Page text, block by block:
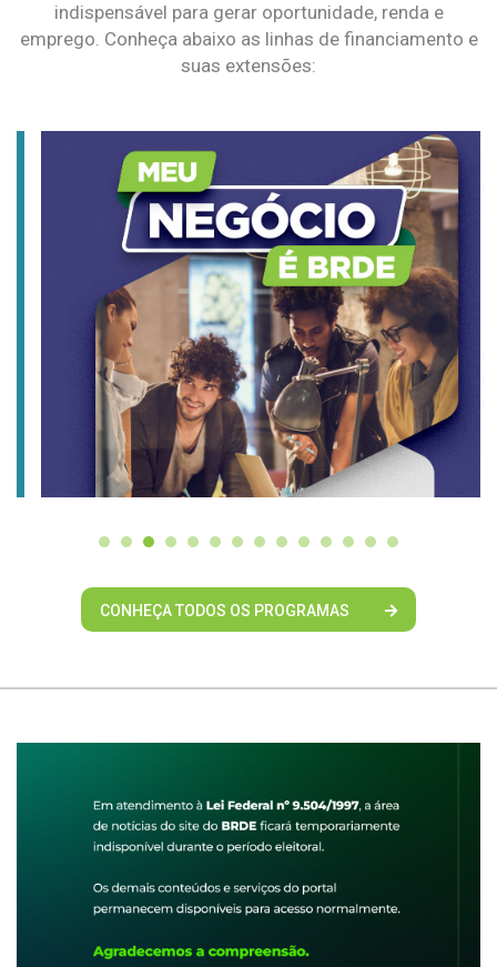
indispensável para gerar oportunidade, renda e
emprego. Conheça abaixo as linhas de financiamento e
suas extensões:
CONHEÇA TODOS OS PROGRAMAS